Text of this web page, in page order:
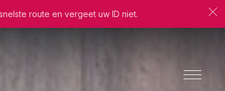
route en vergeet uw ID niet.